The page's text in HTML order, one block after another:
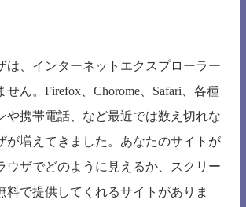
は、インターネットエクスプローラー
せん。Firefox、Chorome、Safari、各種
や携帯電話、など最近では数え切れな
が増えてきました。あなたのサイトが
ウザでどのように見えるか、スクリー
料で提供してくれるサイトがありま